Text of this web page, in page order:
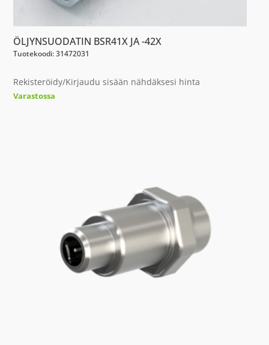
ÖLJYNSUODATIN BSR41X JA -42X
Tuotekoodi: 31472031
Rekisteröidy/Kirjaudu sisään nähdäksesi hinta
Varastossa